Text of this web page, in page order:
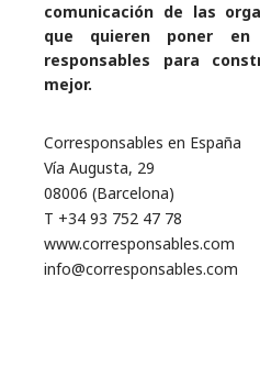
comunicación de las
que quieren poner
responsables para
mejor.
Corresponsables en España
Vía Augusta, 29
08006 (Barcelona)
T +34 93 752 47 78
www.corresponsables.com
info@corresponsables.com